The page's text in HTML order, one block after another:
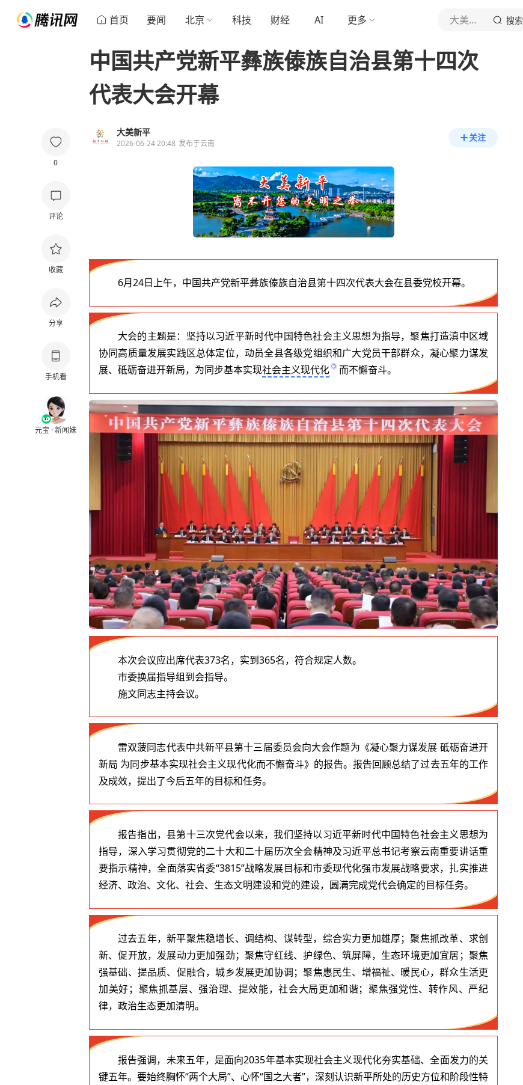
首页 要闻 北京 科技 财经 AI 更多 大美新平 搜索
0
评论
收藏
分享
手机看
元宝 · 新闻妹
中​国​共​产​党​新​平​彝​族​傣​族​自​治​县​第​十​四​次​
代​表​大​会​开​幕
大美新平
2026-06-24 20:48 发布于云南
关注
6月24日上午，中国共产党新平彝族傣族自治县第十四次代表大会在县委党校开幕。
大会的主题是：坚持以习近平新时代中国特色社会主义思想为指导，聚焦打造滇中区域
协同高质量发展实践区总体定位，动员全县各级党组织和广大党员干部群众，凝心聚力谋发
展、砥砺奋进开新局，为同步基本实现社会主义现代化 而不懈奋斗。
本次会议应出席代表373名，实到365名，符合规定人数。
市委换届指导组到会指导。
施文同志主持会议。
雷双菠同志代表中共新平县第十三届委员会向大会作题为《凝心聚力谋发展 砥砺奋进开
新局 为同步基本实现社会主义现代化而不懈奋斗》的报告。报告回顾总结了过去五年的工作
及成效，提出了今后五年的目标和任务。
报告指出，县第十三次党代会以来，我们坚持以习近平新时代中国特色社会主义思想为
指导，深入学习贯彻党的二十大和二十届历次全会精神及习近平总书记考察云南重要讲话重
要指示精神，全面落实省委“3815”战略发展目标和市委现代化强市发展战略要求，扎实推进
经济、政治、文化、社会、生态文明建设和党的建设，圆满完成党代会确定的目标任务。
过去五年，新平聚焦稳增长、调结构、谋转型，综合实力更加雄厚；聚焦抓改革、求创
新、促开放，发展动力更加强劲；聚焦守红线、护绿色、筑屏障，生态环境更加宜居；聚焦
强基础、提品质、促融合，城乡发展更加协调；聚焦惠民生、增福祉、暖民心，群众生活更
加美好；聚焦抓基层、强治理、提效能，社会大局更加和谐；聚焦强党性、转作风、严纪
律，政治生态更加清明。
报告强调，未来五年，是面向2035年基本实现社会主义现代化夯实基础、全面发力的关
键五年。要始终胸怀“两个大局”、心怀“国之大者”，深刻认识新平所处的历史方位和阶段性特